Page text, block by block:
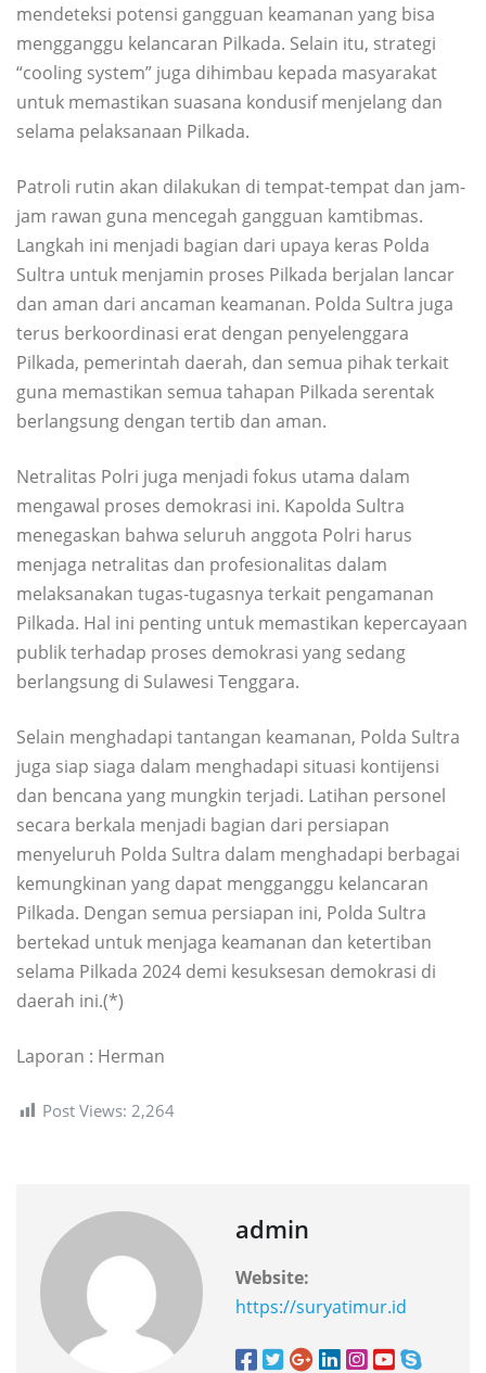
mendeteksi potensi gangguan keamanan yang bisa
mengganggu kelancaran Pilkada. Selain itu, strategi
“cooling system” juga dihimbau kepada masyarakat
untuk memastikan suasana kondusif menjelang dan
selama pelaksanaan Pilkada.
Patroli rutin akan dilakukan di tempat-tempat dan jam-
jam rawan guna mencegah gangguan kamtibmas.
Langkah ini menjadi bagian dari upaya keras Polda
Sultra untuk menjamin proses Pilkada berjalan lancar
dan aman dari ancaman keamanan. Polda Sultra juga
terus berkoordinasi erat dengan penyelenggara
Pilkada, pemerintah daerah, dan semua pihak terkait
guna memastikan semua tahapan Pilkada serentak
berlangsung dengan tertib dan aman.
Netralitas Polri juga menjadi fokus utama dalam
mengawal proses demokrasi ini. Kapolda Sultra
menegaskan bahwa seluruh anggota Polri harus
menjaga netralitas dan profesionalitas dalam
melaksanakan tugas-tugasnya terkait pengamanan
Pilkada. Hal ini penting untuk memastikan kepercayaan
publik terhadap proses demokrasi yang sedang
berlangsung di Sulawesi Tenggara.
Selain menghadapi tantangan keamanan, Polda Sultra
juga siap siaga dalam menghadapi situasi kontijensi
dan bencana yang mungkin terjadi. Latihan personel
secara berkala menjadi bagian dari persiapan
menyeluruh Polda Sultra dalam menghadapi berbagai
kemungkinan yang dapat mengganggu kelancaran
Pilkada. Dengan semua persiapan ini, Polda Sultra
bertekad untuk menjaga keamanan dan ketertiban
selama Pilkada 2024 demi kesuksesan demokrasi di
daerah ini.(*)
Laporan : Herman
Post Views: 2,264
admin
Website:
https://suryatimur.id